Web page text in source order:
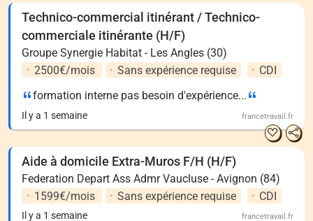
Technico-commercial itinérant / Technico-
commerciale itinérante (H/F)
Groupe Synergie Habitat - Les Angles (30)
2500€/mois
Sans expérience requise
CDI
formation interne pas besoin d'expérience...
Il y a 1 semaine francetravail.fr
Aide à domicile Extra-Muros F/H (H/F)
Federation Depart Ass Admr Vaucluse - Avignon (84)
1599€/mois
Sans expérience requise CDI
Il y a 1 semaine francetravail.fr